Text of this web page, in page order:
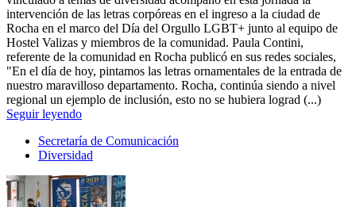
intervención de las letras corpóreas en el ingreso a la ciudad de
Rocha en el marco del Día del Orgullo LGBT+ junto al equipo de
Hostel Valizas y miembros de la comunidad. Paula Contini,
referente de la comunidad en Rocha publicó en sus redes sociales,
"En el día de hoy, pintamos las letras ornamentales de la entrada de
nuestro maravilloso departamento. Rocha, continúa siendo a nivel
regional un ejemplo de inclusión, esto no se hubiera lograd (...)
Seguir leyendo
Secretaría de Comunicación
Diversidad